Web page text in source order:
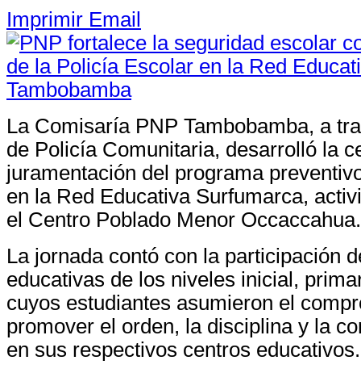
Imprimir Email
La Comisaría PNP Tambobamba, a
de Policía Comunitaria, desarrolló la
juramentación del programa
en la Red Educativa Surfumarca,
el Centro Poblado Menor Occaccahua.
La jornada contó con la participación
educativas de los niveles inicial,
cuyos estudiantes asumieron el
promover el orden, la disciplina y la
en sus respectivos centros educativos.